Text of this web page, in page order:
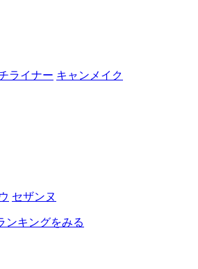
ライナー キャンメイク
セザンヌ
ンキングをみる